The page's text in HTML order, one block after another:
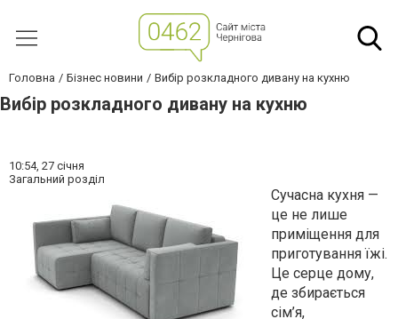
Головна Бізнес новини Вибір розкладного дивану на кухню
Вибір розкладного дивану на кухню
10:54, 27 січня
Загальний розділ
Сучасна кухня —
це не лише
приміщення для
приготування їжі.
Це серце дому,
де збирається
сім’я,